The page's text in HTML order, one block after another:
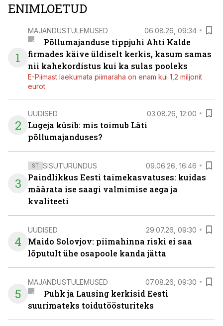
ENIMLOETUD
1
MAJANDUSTULEMUSED 06.08.26, 09:34
Põllumajanduse tippjuhi Ahti Kalde
firmades käive üldiselt kerkis, kasum samas
nii kahekordistus kui ka sulas pooleks
E-Piimast laekumata piimaraha on enam kui 1,2 miljonit
eurot
2
UUDISED 03.08.26, 12:00
Lugeja küsib: mis toimub Läti
põllumajanduses?
3
ST SISUTURUNDUS 09.06.26, 16:46
Paindlikkus Eesti taimekasvatuses: kuidas
määrata ise saagi valmimise aega ja
kvaliteeti
4
UUDISED 29.07.26, 09:30
Maido Solovjov: piimahinna riski ei saa
lõputult ühe osapoole kanda jätta
5
MAJANDUSTULEMUSED 07.08.26, 09:30
Puhk ja Lausing kerkisid Eesti
suurimateks toidutöösturiteks